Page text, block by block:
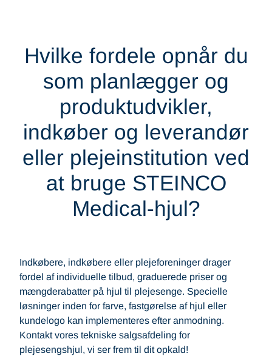
Hvilke fordele opnår du
som planlægger og
produktudvikler,
indkøber og leverandør
eller plejeinstitution ved
at bruge STEINCO
Medical-hjul?
Indkøbere, indkøbere eller plejeforeninger drager
fordel af individuelle tilbud, graduerede priser og
mængderabatter på hjul til plejesenge. Specielle
løsninger inden for farve, fastgørelse af hjul eller
kundelogo kan implementeres efter anmodning.
Kontakt vores tekniske salgsafdeling for
plejesengshjul, vi ser frem til dit opkald!